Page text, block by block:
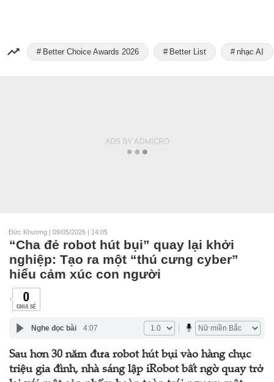
Better Choice Awards 2026 Better List nhạc AI
Đức Khương | 09/05/2026 | 14:05
“Cha đẻ robot hút bụi” quay lại khởi
nghiệp: Tạo ra một “thú cưng cyber”
hiểu cảm xúc con người
0
CHIA SẺ
Nghe đọc bài 4:07
Sau hơn 30 năm đưa robot hút bụi vào hàng chục
triệu gia đình, nhà sáng lập iRobot bất ngờ quay trở